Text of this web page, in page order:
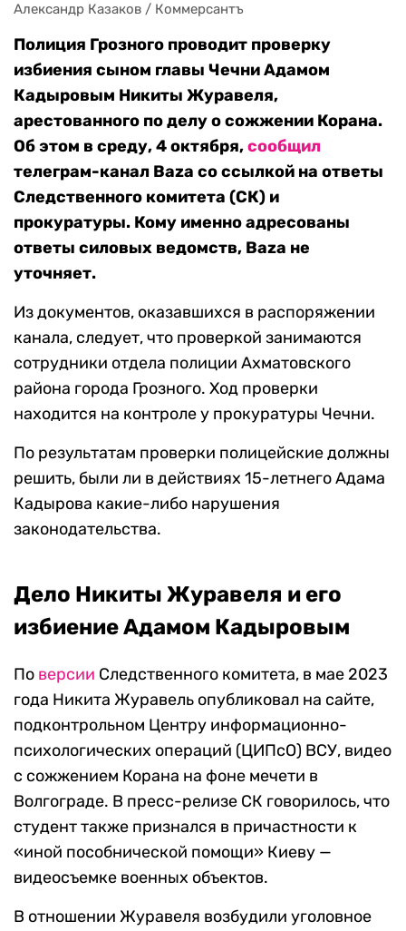
Александр Казаков / Коммерсантъ
Полиция Грозного проводит проверку
избиения сыном главы Чечни Адамом
Кадыровым Никиты Журавеля,
арестованного по делу о сожжении Корана.
Об этом в среду, 4 октября,сообщил
телеграм-канал Baza со ссылкой на ответы
Следственного комитета (СК) и
прокуратуры. Кому именно адресованы
ответы силовых ведомств, Baza не
уточняет.
Из документов, оказавшихся в распоряжении
канала, следует, что проверкой занимаются
сотрудники отдела полиции Ахматовского
района города Грозного. Ход проверки
находится на контроле у прокуратуры Чечни.
По результатам проверки полицейские должны
решить, были ли в действиях 15-летнего Адама
Кадырова какие-либо нарушения
законодательства.
Дело Никиты Журавеля и его
избиение Адамом Кадыровым
По версии Следственного комитета, в мае 2023
года Никита Журавель опубликовал на сайте,
подконтрольном Центру информационно-
психологических операций (ЦИПсО) ВСУ, видео
с сожжением Корана на фоне мечети в
Волгограде. В пресс-релизе СК говорилось, что
студент также признался в причастности к
«иной пособнической помощи» Киеву —
видеосъемке военных объектов.
В отношении Журавеля возбудили уголовное